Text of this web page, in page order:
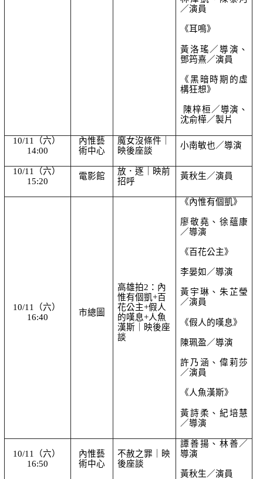
／演員
《耳鳴》
黃洛瑤／導演、
鄧筠熹／演員
《黑暗時期的虛
構狂想》
陳梓桓／導演、
沈俞樺／製片
10/11（六）
14:00
內惟藝
術中心
魔女沒條件｜
映後座談
小南敏也／導演
10/11（六）
15:20
電影館
放．逐｜映前
招呼
黃秋生／演員
10/11（六）
16:40
市總圖
高雄拍2：內
惟有個凱+百
花公主+假人
的嘆息+人魚
漢斯｜映後座
談
《內惟有個凱》
廖敬堯、徐蘊康
／導演
《百花公主》
李晏如／導演
黃宇琳、朱芷瑩
／演員
《假人的嘆息》
陳珮盈／導演
許乃涵、偉莉莎
／演員
《人魚漢斯》
黃詩柔、紀培慧
／導演
10/11（六）
16:50
內惟藝
術中心
不赦之罪｜映
後座談
譚善揚、林善／
導演
黃秋生／演員